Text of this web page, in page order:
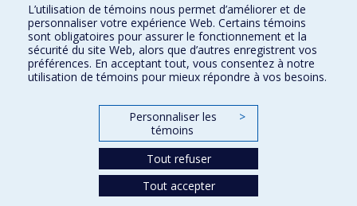
Orthophonie et audiologie
Réadaptation
Directions
L’utilisation de témoins nous permet d’améliorer et de
personnaliser votre expérience Web. Certains témoins
sont obligatoires pour assurer le fonctionnement et la
sécurité du site Web, alors que d’autres enregistrent vos
préférences. En acceptant tout, vous consentez à notre
utilisation de témoins pour mieux répondre à vos besoins.
Personnaliser les
témoins
>
Tout refuser
Tout accepter